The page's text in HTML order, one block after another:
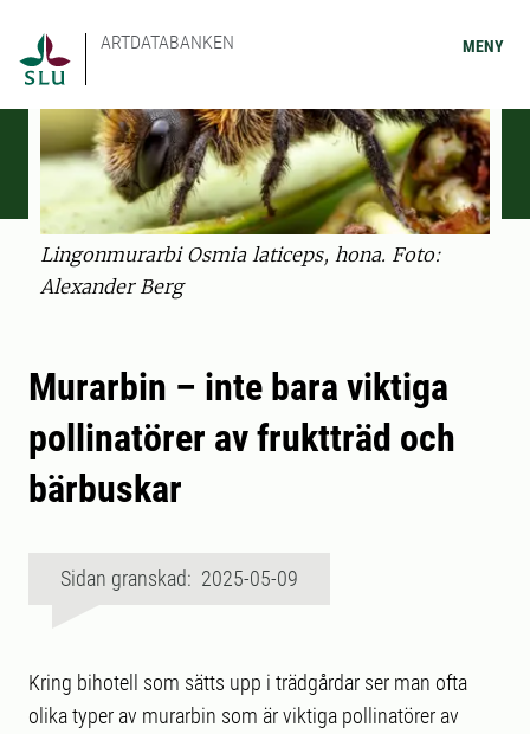
ARTDATABANKEN MENY
Lingonmurarbi Osmia laticeps, hona. Foto:
Alexander Berg
Murarbin – inte bara viktiga
pollinatörer av fruktträd och
bärbuskar
Sidan granskad: 2025-05-09
Kring bihotell som sätts upp i trädgårdar ser man ofta
olika typer av murarbin som är viktiga pollinatörer av